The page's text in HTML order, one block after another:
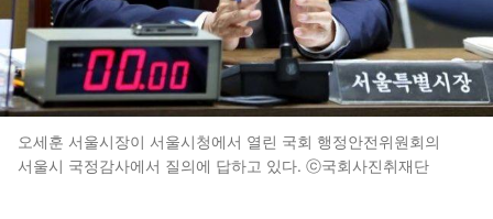
오세훈 서울시장이 서울시청에서 열린 국회 행정안전위원회의
서울시 국정감사에서 질의에 답하고 있다. ⓒ국회사진취재단